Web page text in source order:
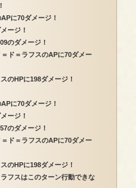
に70ダメージ！
ージ！
のダメージ！
ド＝ラフスのAPに70ダメー
のHPに198ダメージ！
に70ダメージ！
ージ！
のダメージ！
ド＝ラフスのAPに70ダメー
のHPに198ダメージ！
フスはこのターン行動できな